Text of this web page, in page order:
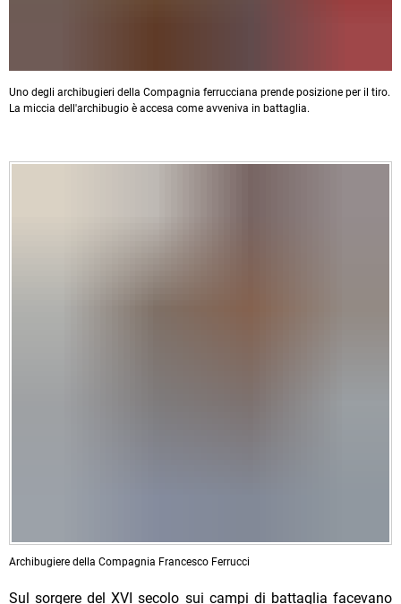
Uno degli archibugieri della Compagnia ferrucciana prende posizione per il tiro.
La miccia dell'archibugio è accesa come avveniva in battaglia.
Archibugiere della Compagnia Francesco Ferrucci
Sul sorgere del XVI secolo sui campi di battaglia facevano